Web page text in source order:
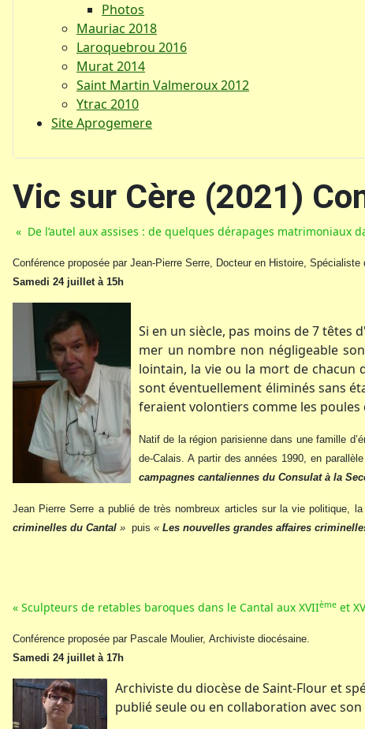
Photos
Mauriac 2018
Laroquebrou 2016
Murat 2014
Saint Martin Valmeroux 2012
Ytrac 2010
Site Aprogemere
Vic sur Cère (2021)
« De l’autel aux assises : de quelques dérapages matrimoniaux
Conférence proposée par Jean-Pierre Serre, Docteur en Histoire,
Samedi 24 juillet à 15h
Si en un siècle, pas moins de 7
mer un nombre non négligeable
lointain, la vie ou la mort de chacun
sont éventuellement éliminés sans
feraient volontiers comme les
Natif de la région parisienne dans une famille
de-Calais. A partir des années 1990, en
campagnes cantaliennes du Consulat à la
Jean Pierre Serre a publié de très nombreux articles sur la vie politique,
criminelles du Cantal » puis « Les nouvelles grandes affaires
« Sculpteurs de retables baroques dans le Cantal aux XVIIème et
Conférence proposée par Pascale Moulier, Archiviste diocésaine.
Samedi 24 juillet à 17h
Archiviste du diocèse de Saint-Flour et
publié seule ou en collaboration avec